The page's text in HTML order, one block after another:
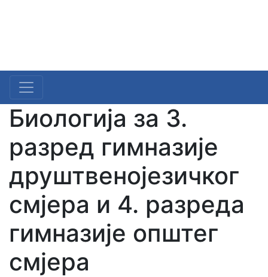
Биологија за 3.
разред гимназије
друштвенојезичког
смјера и 4. разреда
гимназије општег
смјера